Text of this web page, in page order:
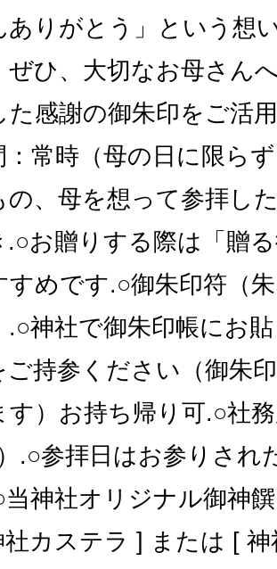
ありがとう」という想
ぜひ、大切なお母さん
た感謝の御朱印をご活
：常時（母の日に限ら
の、母を想って参拝し
.○お贈りする際は「贈
すめです.○御朱印符（
.○神社で御朱印帳にお
ご持参ください（御朱
す）お持ち帰り可.○社
.○参拝日はお参りされ
当神社オリジナル御神
社カステラ ] または [